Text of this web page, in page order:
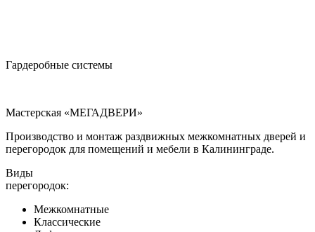
Гардеробные системы
Мастерская «МЕГАДВЕРИ»
Производство и монтаж раздвижных межкомнатных дверей и
перегородок для помещений и мебели в Калининграде.
Виды
перегородок:
Межкомнатные
Классические